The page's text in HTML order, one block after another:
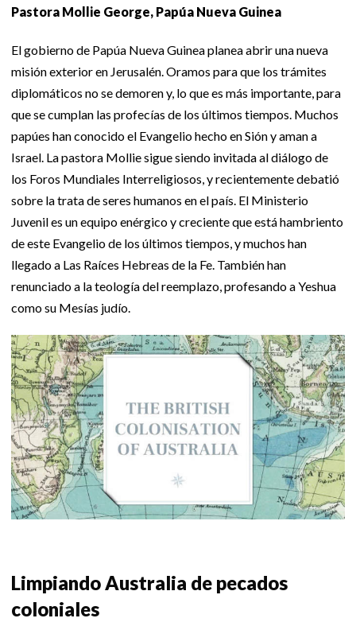
Pastora Mollie George, Papúa Nueva Guinea
El gobierno de Papúa Nueva Guinea planea abrir una nueva
misión exterior en Jerusalén. Oramos para que los trámites
diplomáticos no se demoren y, lo que es más importante, para
que se cumplan las profecías de los últimos tiempos. Muchos
papúes han conocido el Evangelio hecho en Sión y aman a
Israel. La pastora Mollie sigue siendo invitada al diálogo de
los Foros Mundiales Interreligiosos, y recientemente debatió
sobre la trata de seres humanos en el país. El Ministerio
Juvenil es un equipo enérgico y creciente que está hambriento
de este Evangelio de los últimos tiempos, y muchos han
llegado a Las Raíces Hebreas de la Fe. También han
renunciado a la teología del reemplazo, profesando a Yeshua
como su Mesías judío.
Limpiando Australia de pecados
coloniales